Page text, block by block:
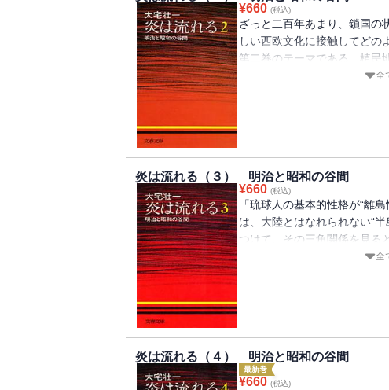
¥660 (税込)
ざっと二百年あまり、鎖国の
しい西欧文化に接触してどの
第二巻のテーマである。植民
アジア諸国と開国とともに近
全
炎は流れる（３） 明治と昭和の谷間
¥660 (税込)
「琉球人の基本的性格が“離
は、大陸とはなれられない“
つけて、その三角関係を見る
マとなった。いわば“歴史の全
炎は流れる（４） 明治と昭和の谷間
最新巻
¥660 (税込)